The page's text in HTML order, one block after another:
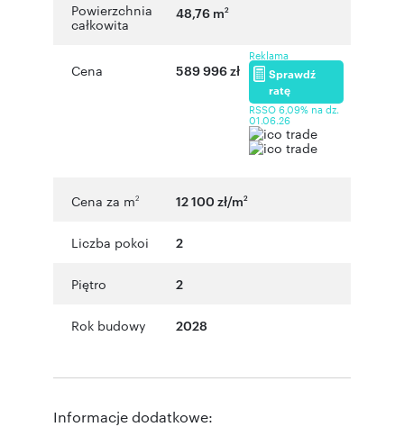
Powierzchnia
całkowita
48,76 m2
Cena 589 996 zł
Reklama
Sprawdź
ratę
RSSO 6,09% na dz.
01.06.26
Cena za m2 12 100 zł/m2
Liczba pokoi 2
Piętro 2
Rok budowy 2028
Informacje dodatkowe: